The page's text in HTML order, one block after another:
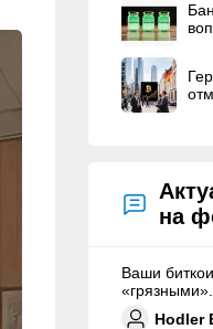
на
Ваши
Hodler